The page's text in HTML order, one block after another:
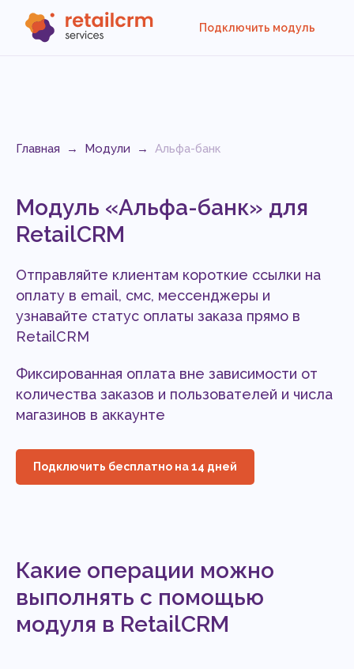
Подключить модуль
Главная → Модули → Альфа-банк
Модуль «Альфа-банк» для
RetailCRM
Отправляйте клиентам короткие ссылки на
оплату в email, смс, мессенджеры и
узнавайте статус оплаты заказа прямо в
RetailCRM
Фиксированная оплата вне зависимости от
количества заказов и пользователей и числа
магазинов в аккаунте
Подключить бесплатно на 14 дней
Какие операции можно
выполнять с помощью
модуля в RetailCRM